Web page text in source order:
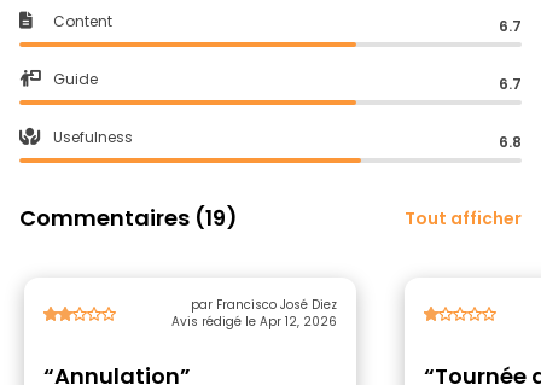
Content 6.7
Guide 6.7
Usefulness 6.8
Commentaires (19) Tout afficher
par Francisco José Diez
Avis rédigé le Apr 12, 2026
“Annulation” “Tournée